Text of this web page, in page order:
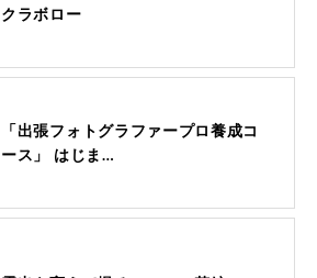
クラボロー
「出張フォトグラファープロ養成コ
ース」 はじま…